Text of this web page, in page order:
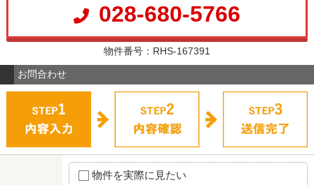
028-680-5766
物件番号：RHS-167391
お問合わせ
物件を実際に見たい